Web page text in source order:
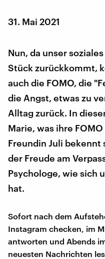
31. Mai 2021
Nun, da unser
Stück zurückkommt,
auch die FOMO, die
die Angst, etwas zu
Alltag zurück. In
Marie, was ihre
Freundin Juli bekennt
der Freude am
Psychologe, wie sich
hat.
Sofort nach dem
Instagram checken, im
antworten und Abends
neuesten Nachrichten